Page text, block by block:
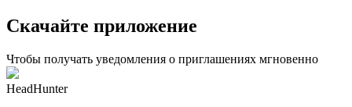
Скачайте приложение
Чтобы получать уведомления о приглашениях мгновенно
HeadHunter